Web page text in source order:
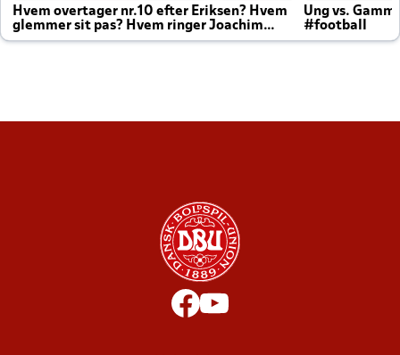
Hvem overtager nr.10 efter Eriksen? Hvem
glemmer sit pas? Hvem ringer Joachim
altid til efter kampe?
Ung vs.
#football